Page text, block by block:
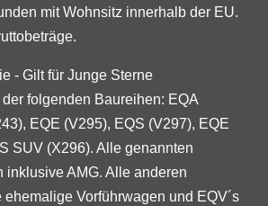
mit Wohnsitz innerhalb der EU.
- Gilt für Junge Sterne
folgenden Baureihen: EQA
EQE (V295), EQS (V297), EQE
SUV (X296). Alle genannten
inklusive AMG. Alle anderen
Vorführwagen und EQV´s